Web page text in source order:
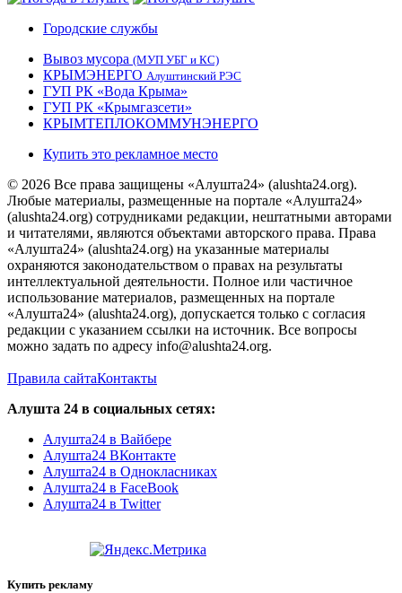
Городские службы
Вывоз мусора (МУП УБГ и КС)
КРЫМЭНЕРГО Алуштинский РЭС
ГУП РК «Вода Крыма»
ГУП РК «Крымгазсети»
КРЫМТЕПЛОКОММУНЭНЕРГО
Купить это рекламное место
© 2026 Все права защищены «Алушта24» (alushta24.org).
Любые материалы, размещенные на портале «Алушта24»
(alushta24.org) сотрудниками редакции, нештатными авторами
и читателями, являются объектами авторского права. Права
«Алушта24» (alushta24.org) на указанные материалы
охраняются законодательством о правах на результаты
интеллектуальной деятельности. Полное или частичное
использование материалов, размещенных на портале
«Алушта24» (alushta24.org), допускается только с согласия
редакции с указанием ссылки на источник. Все вопросы
можно задать по адресу info@alushta24.org.
Правила сайтаКонтакты
Алушта 24 в социальных сетях:
Алушта24 в Вайбере
Алушта24 ВКонтакте
Алушта24 в Однокласниках
Алушта24 в FaceBook
Алушта24 в Twitter
Купить рекламу